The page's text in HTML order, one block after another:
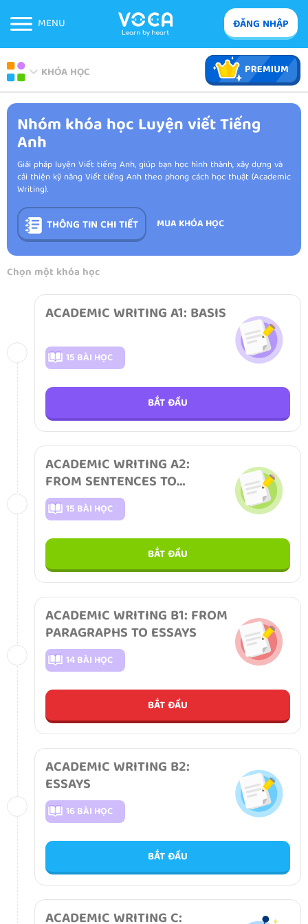
MENU ĐĂNG NHẬP
KHÓA HỌC
Nhóm khóa học Luyện viết Tiếng
Anh
Giải pháp luyện Viết tiếng Anh, giúp bạn học hình thành, xây dựng và
cải thiện kỹ năng Viết tiếng Anh theo phong cách học thuật (Academic
Writing).
THÔNG TIN CHI TIẾT MUA KHÓA HỌC
Chọn một khóa học
ACADEMIC WRITING A1: BASIS
15 BÀI HỌC
BẮT ĐẦU
ACADEMIC WRITING A2:
FROM SENTENCES TO
PARAGRAPHS
15 BÀI HỌC
BẮT ĐẦU
ACADEMIC WRITING B1: FROM
PARAGRAPHS TO ESSAYS
14 BÀI HỌC
BẮT ĐẦU
ACADEMIC WRITING B2:
ESSAYS
16 BÀI HỌC
BẮT ĐẦU
ACADEMIC WRITING C: